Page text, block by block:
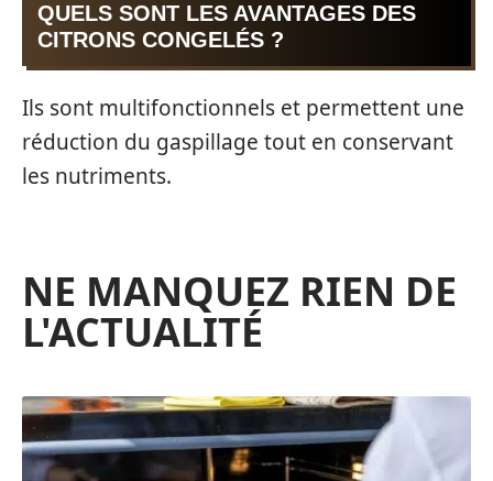
QUELS SONT LES AVANTAGES DES
CITRONS CONGELÉS ?
Ils sont multifonctionnels et permettent une
réduction du gaspillage tout en conservant
les nutriments.
NE MANQUEZ RIEN DE
L'ACTUALITÉ